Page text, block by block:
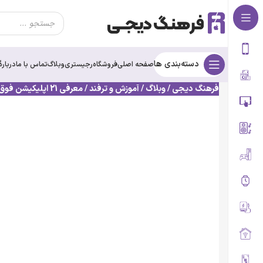
Products
search
دسته‌بندی هاصفحه اصلیفروشگاهرجیستریوبلاگتماس با ما
فرهنگ دیجی/وبلاگ/آموزش و ترفند/معرفی 21 اپلیکیشن فوق کاربردی برای کاربران اندروید